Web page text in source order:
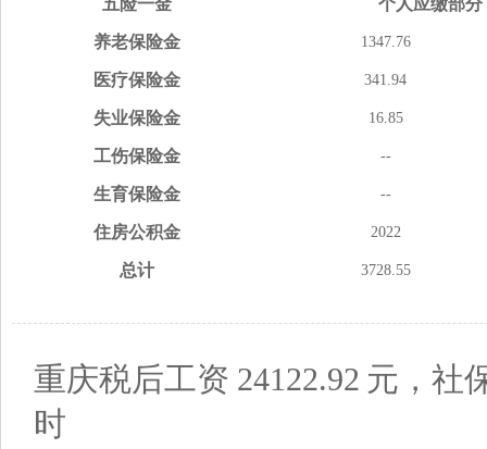
五险一金 个人应缴部分
养老保险金 1347.76
医疗保险金 341.94
失业保险金 16.85
工伤保险金 --
生育保险金 --
住房公积金 2022
总计 3728.55
重庆税后工资 24122.92 元，社
时